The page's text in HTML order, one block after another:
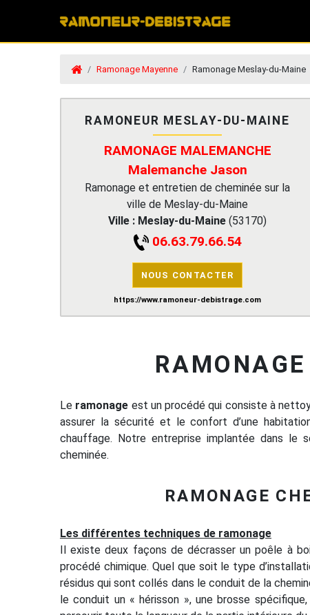
Ramonage Mayenne Ramonage Meslay-du-Maine
RAMONEUR MESLAY-DU-MAINE
RAMONAGE MALEMANCHE
Malemanche Jason
Ramonage et entretien de cheminée sur la
ville de Meslay-du-Maine
Ville : Meslay-du-Maine (53170)
06.63.79.66.54
NOUS CONTACTER
https://www.ramoneur-debistrage.com
Le ramonage est un procédé qui consiste à
assurer la sécurité et le confort d’une
chauffage. Notre entreprise implantée dans le
cheminée.
RAMONAGE
Les différentes techniques de ramonage
Il existe deux façons de décrasser un poêle à
procédé chimique. Quel que soit le type
résidus qui sont collés dans le conduit de la
le conduit un « hérisson », une brosse